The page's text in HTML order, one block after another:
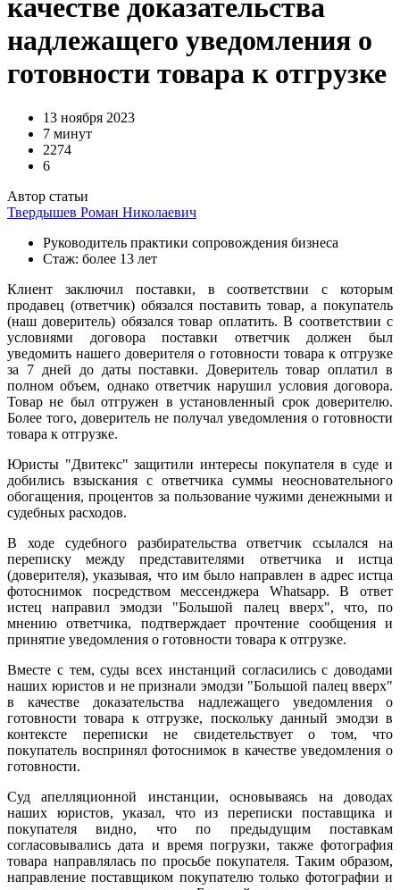
качестве доказательства
надлежащего уведомления о
готовности товара к отгрузке
13 ноября 2023
7 минут
2274
6
Автор статьи
Твердышев Роман Николаевич
Руководитель практики сопровождения бизнеса
Стаж: более 13 лет
Клиент заключил поставки, в соответствии с которым
продавец (ответчик) обязался поставить товар, а покупатель
(наш доверитель) обязался товар оплатить. В соответствии с
условиями договора поставки ответчик должен был
уведомить нашего доверителя о готовности товара к отгрузке
за 7 дней до даты поставки. Доверитель товар оплатил в
полном объем, однако ответчик нарушил условия договора.
Товар не был отгружен в установленный срок доверителю.
Более того, доверитель не получал уведомления о готовности
товара к отгрузке.
Юристы "Двитекс" защитили интересы покупателя в суде и
добились взыскания с ответчика суммы неосновательного
обогащения, процентов за пользование чужими денежными и
судебных расходов.
В ходе судебного разбирательства ответчик ссылался на
переписку между представителями ответчика и истца
(доверителя), указывая, что им было направлен в адрес истца
фотоснимок посредством мессенджера Whatsapp. В ответ
истец направил эмодзи "Большой палец вверх", что, по
мнению ответчика, подтверждает прочтение сообщения и
принятие уведомления о готовности товара к отгрузке.
Вместе с тем, суды всех инстанций согласились с доводами
наших юристов и не признали эмодзи "Большой палец вверх"
в качестве доказательства надлежащего уведомления о
готовности товара к отгрузке, поскольку данный эмодзи в
контексте переписки не свидетельствует о том, что
покупатель воспринял фотоснимок в качестве уведомления о
готовности.
Суд апелляционной инстанции, основываясь на доводах
наших юристов, указал, что из переписки поставщика и
покупателя видно, что по предыдущим поставкам
согласовывались дата и время погрузки, также фотография
товара направлялась по просьбе покупателя. Таким образом,
направление поставщиком покупателю только фотографии и